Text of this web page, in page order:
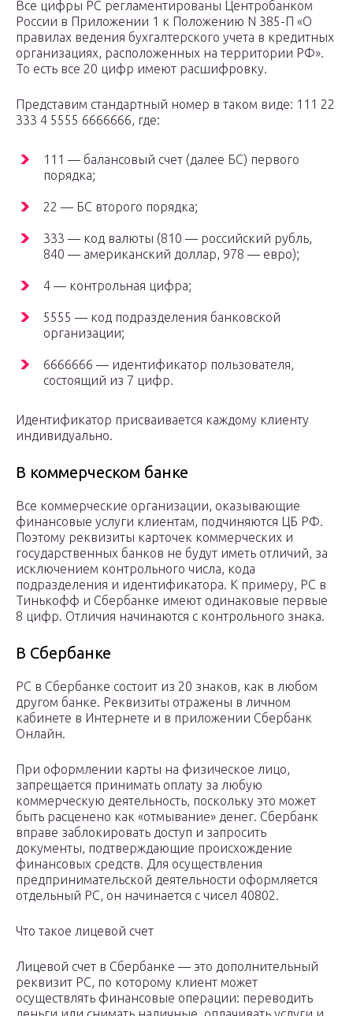
Все цифры РС регламентированы Центробанком
России в Приложении 1 к Положению N 385-П «О
правилах ведения бухгалтерского учета в кредитных
организациях, расположенных на территории РФ».
То есть все 20 цифр имеют расшифровку.
Представим стандартный номер в таком виде: 111 22
333 4 5555 6666666, где:
111 — балансовый счет (далее БС) первого
порядка;
22 — БС второго порядка;
333 — код валюты (810 — российский рубль,
840 — американский доллар, 978 — евро);
4 — контрольная цифра;
5555 — код подразделения банковской
организации;
6666666 — идентификатор пользователя,
состоящий из 7 цифр.
Идентификатор присваивается каждому клиенту
индивидуально.
В коммерческом банке
Все коммерческие организации, оказывающие
финансовые услуги клиентам, подчиняются ЦБ РФ.
Поэтому реквизиты карточек коммерческих и
государственных банков не будут иметь отличий, за
исключением контрольного числа, кода
подразделения и идентификатора. К примеру, РС в
Тинькофф и Сбербанке имеют одинаковые первые
8 цифр. Отличия начинаются с контрольного знака.
В Сбербанке
РС в Сбербанке состоит из 20 знаков, как в любом
другом банке. Реквизиты отражены в личном
кабинете в Интернете и в приложении Сбербанк
Онлайн.
При оформлении карты на физическое лицо,
запрещается принимать оплату за любую
коммерческую деятельность, поскольку это может
быть расценено как «отмывание» денег. Сбербанк
вправе заблокировать доступ и запросить
документы, подтверждающие происхождение
финансовых средств. Для осуществления
предпринимательской деятельности оформляется
отдельный РС, он начинается с чисел 40802.
Что такое лицевой счет
Лицевой счет в Сбербанке — это дополнительный
реквизит РС, по которому клиент может
осуществлять финансовые операции: переводить